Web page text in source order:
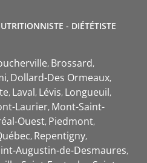
- DIÉTÉTISTE
Brossard
Dollard-Des Ormeaux
Laval Lévis Longueuil
Laurier Mont-Saint-
Ouest Piedmont
Repentigny
Augustin-de-Desmaures